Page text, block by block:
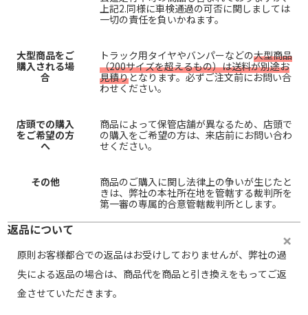
上記2.同様に車検通過の可否に関しましては
一切の責任を負いかねます。
大型商品をご
購入される場
合
トラック用タイヤやバンパーなどの大型商品
（200サイズを超えるもの）は送料が別途お
見積りとなります。必ずご注文前にお問い合
わせください。
店頭での購入
をご希望の方
へ
商品によって保管店舗が異なるため、店頭で
の購入をご希望の方は、来店前にお問い合わ
せください。
その他
商品のご購入に関し法律上の争いが生じたと
きは、弊社の本社所在地を管轄する裁判所を
第一審の専属的合意管轄裁判所とします。
返品について
原則お客様都合での返品はお受けしておりませんが、弊社の過
失による返品の場合は、商品代を商品と引き換えをもってご返
金させていただきます。